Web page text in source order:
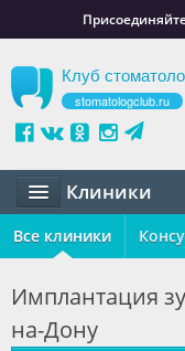
Клуб
stomatologclub.ru
Клиники
Статьи
Обучение
Все клиники
Имплантация
на-Дону